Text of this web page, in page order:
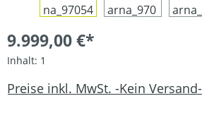
9.999,00 €*
Inhalt: 1
Preise inkl. MwSt. -Kein Versand-